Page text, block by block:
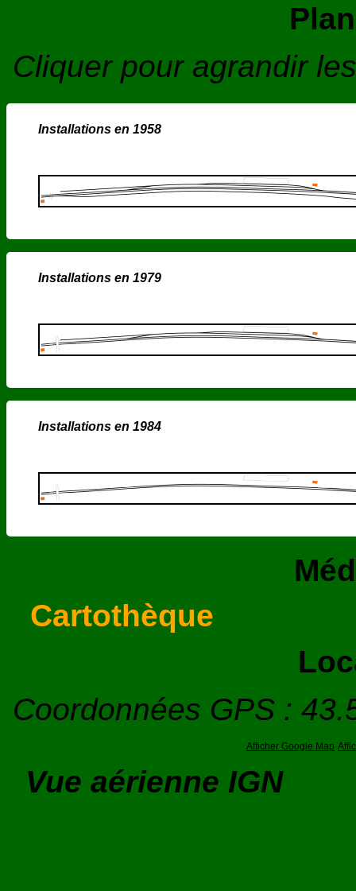
Cliquer pour agrandir
Installations en 1958
Installations en 1979
Installations en 1984
Cartothèque
Coordonnées GPS :
Afficher Google Map
Vue aérienne IGN